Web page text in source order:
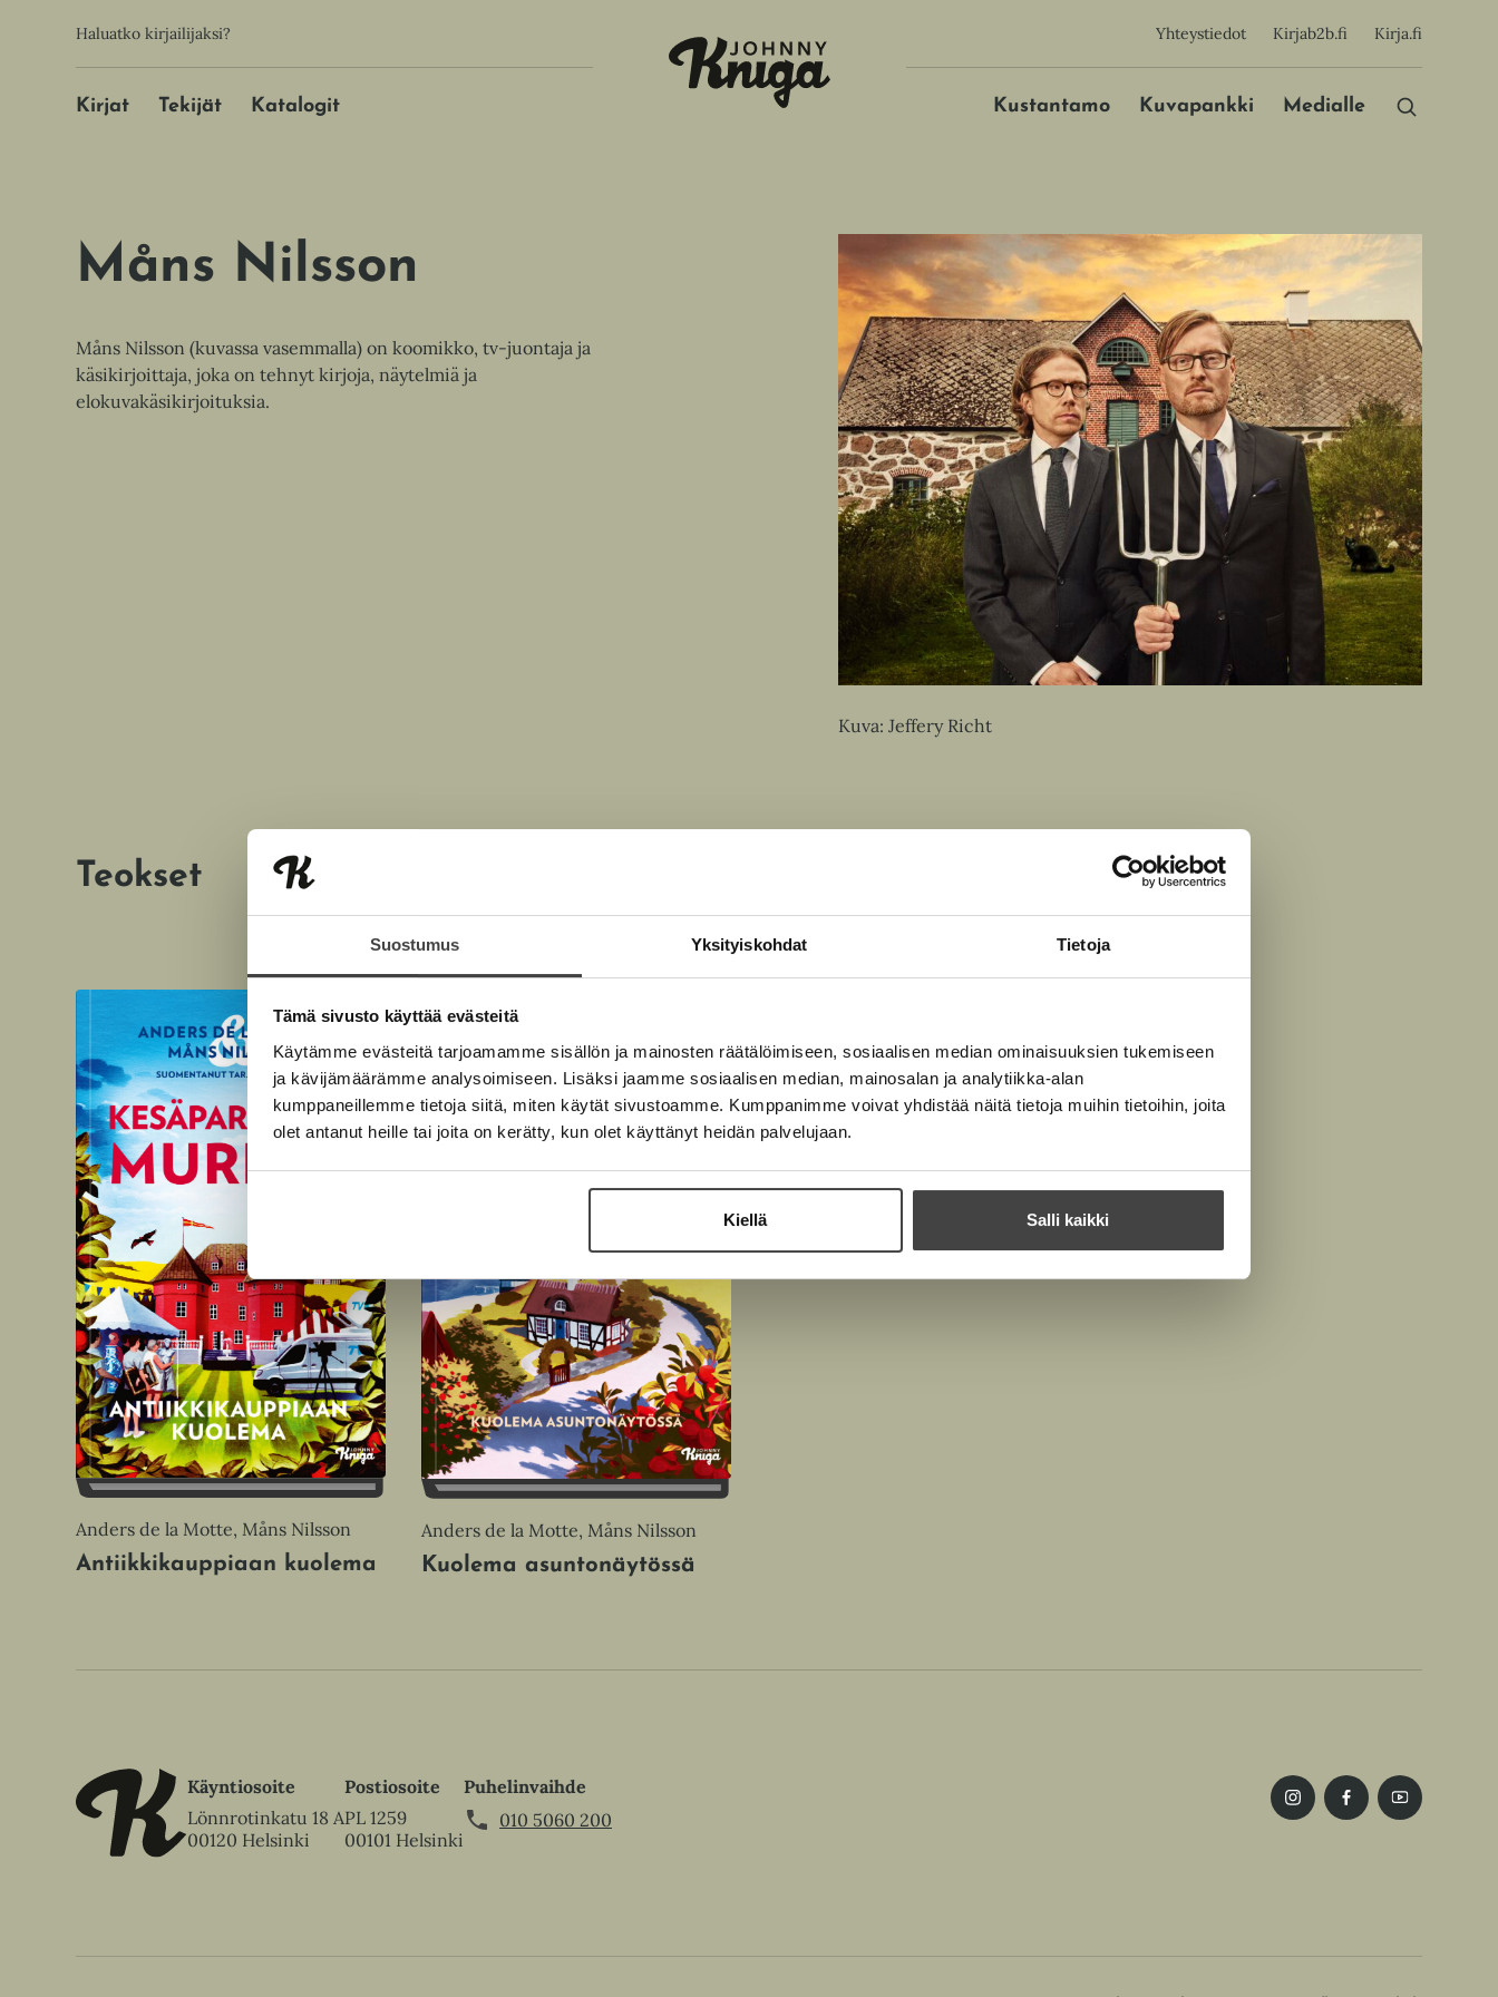
Suostumus Yksityiskohdat Tietoja
Tämä sivusto käyttää evästeitä
Käytämme evästeitä tarjoamamme sisällön ja mainosten räätälöimiseen, sosiaalisen median ominaisuuksien tukemiseen
ja kävijämäärämme analysoimiseen. Lisäksi jaamme sosiaalisen median, mainosalan ja analytiikka-alan
kumppaneillemme tietoja siitä, miten käytät sivustoamme. Kumppanimme voivat yhdistää näitä tietoja muihin tietoihin, joita
olet antanut heille tai joita on kerätty, kun olet käyttänyt heidän palvelujaan.
Kiellä Salli kaikki
Toissijainen
Haluatko kirjailijaksi?
Päävalikko
Kirjat Tekijät Katalogit
Yhteystiedot Kirjab2b.fi Kirja.fi
Päävalikko
Kustantamo Kuvapankki Medialle
Måns Nilsson
Måns Nilsson (kuvassa vasemmalla) on koomikko, tv-juontaja ja
käsikirjoittaja, joka on tehnyt kirjoja, näytelmiä ja
elokuvakäsikirjoituksia.
Kuva: Jeffery Richt
Teokset
Anders de la Motte, Måns Nilsson
Antiikkikauppiaan kuolema
Anders de la Motte, Måns Nilsson
Kuolema asuntonäytössä
Käyntiosoite
Lönnrotinkatu 18 A
00120 Helsinki
Postiosoite
PL 1259
00101 Helsinki
Puhelinvaihde
010 5060 200